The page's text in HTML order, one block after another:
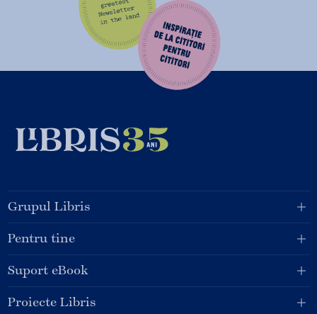
Grupul Libris
Pentru tine
Suport eBook
Proiecte Libris